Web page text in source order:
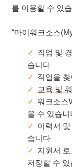
를 이용할 수 있
“마이워크소스
직업 및
습니다
직업을
교육 및
워크소스
을 수 있습니
이력서
습니다
지원서
저장할 수